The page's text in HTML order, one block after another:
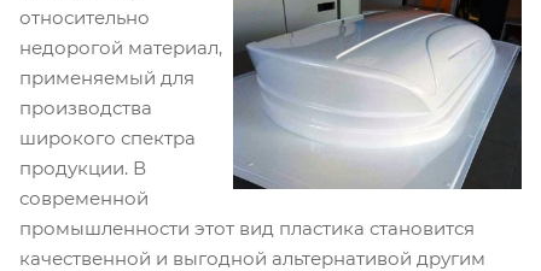
относительно
недорогой материал,
применяемый для
производства
широкого спектра
продукции. В
современной
промышленности этот вид пластика становится
качественной и выгодной альтернативой другим